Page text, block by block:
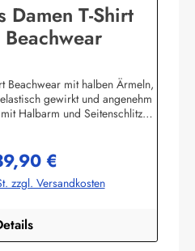
Damen T-Shirt
Beachwear mit halben Ärmeln,
gewirkt und angenehm
Halbarm und Seitenschlitzen.
Wittmundinfo@modas-
Preis:
€
zzgl. Versandkosten